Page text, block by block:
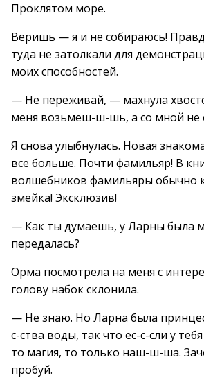
Проклятом море.
Веришь — я и не собираюсь!
туда не затолкали для
моих способностей.
— Не переживай, — махнула
меня возьмеш-ш-шь, а со мной не
Я снова улыбнулась. Новая
все больше. Почти фамильяр! В
волшебников фамильяры обычно
змейка! Эксклюзив!
— Как ты думаешь, у Ларны была
передалась?
Орма посмотрела на меня с
голову набок склонила.
— Не знаю. Но Ларна была
с-ства воды, так что ес-с-сли у
то магия, то только наш-ш-ша.
пробуй.